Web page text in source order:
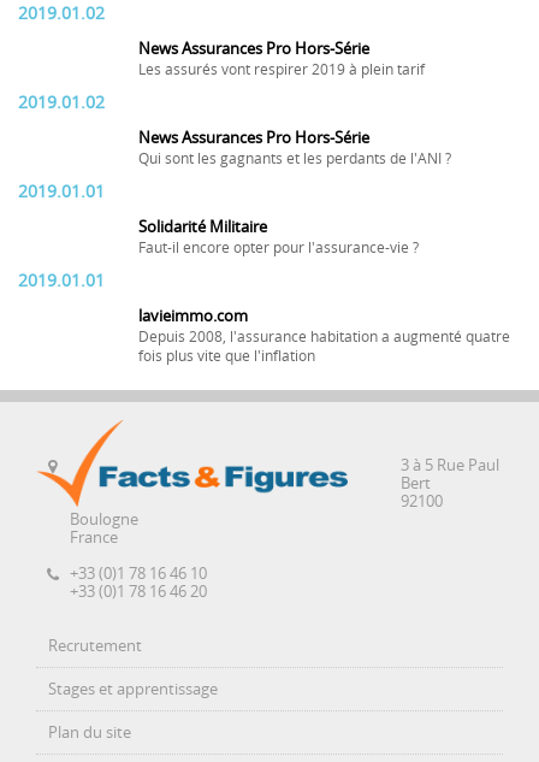
2019.01.02
News Assurances Pro Hors-Série
Les assurés vont respirer 2019 à plein tarif
2019.01.02
News Assurances Pro Hors-Série
Qui sont les gagnants et les perdants de l'ANI ?
2019.01.01
Solidarité Militaire
Faut-il encore opter pour l'assurance-vie ?
2019.01.01
lavieimmo.com
Depuis 2008, l'assurance habitation a augmenté quatre
fois plus vite que l'inflation
3 à 5 Rue Paul
Bert
92100
Boulogne
France
+33 (0)1 78 16 46 10
+33 (0)1 78 16 46 20
Recrutement
Stages et apprentissage
Plan du site